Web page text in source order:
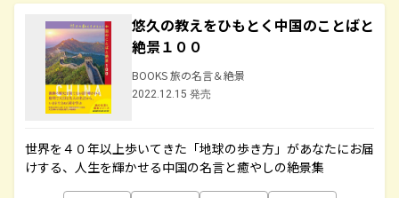
悠久の教えをひもとく中国のことばと
絶景１００
BOOKS 旅の名言＆絶景
2022.12.15 発売
世界を４０年以上歩いてきた「地球の歩き方」があなたにお届
けする、人生を輝かせる中国の名言と癒やしの絶景集